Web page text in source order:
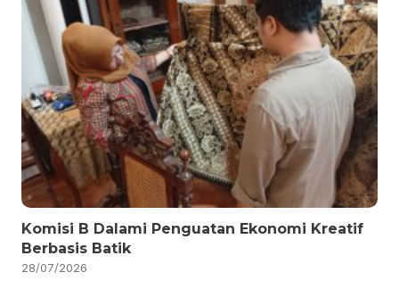
Komisi B Dalami Penguatan Ekonomi Kreatif
Berbasis Batik
28/07/2026